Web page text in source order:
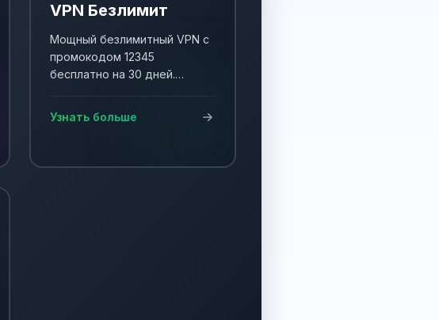
VPN Безлимит
Мощный безлимитный VPN с
промокодом 12345
бесплатно на 30 дней.
Узнать больше